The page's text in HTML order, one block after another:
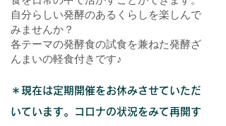
自分らしい発酵のあるくらしを楽しんで
みませんか？
各テーマの発酵食の試食を兼ねた発酵ざ
んまいの軽食付きです♪
＊現在は定期開催をお休みさせていただ
いています。コロナの状況をみて再開す